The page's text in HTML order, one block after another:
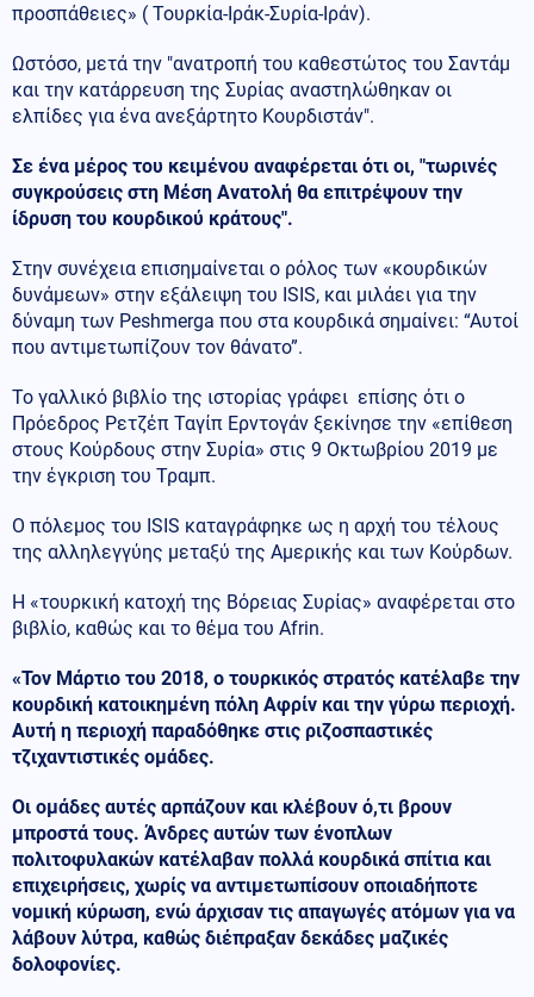
προσπάθειες» ( Τουρκία-Ιράκ-Συρία-Ιράν).
Ωστόσο, μετά την "ανατροπή του καθεστώτος του Σαντάμ
και την κατάρρευση της Συρίας αναστηλώθηκαν οι
ελπίδες για ένα ανεξάρτητο Κουρδιστάν".
Σε ένα μέρος του κειμένου αναφέρεται ότι οι, "τωρινές
συγκρούσεις στη Μέση Ανατολή θα επιτρέψουν την
ίδρυση του κουρδικού κράτους".
Στην συνέχεια επισημαίνεται ο ρόλος των «κουρδικών
δυνάμεων» στην εξάλειψη του ISIS, και μιλάει για την
δύναμη των Peshmerga που στα κουρδικά σημαίνει: “Αυτοί
που αντιμετωπίζουν τον θάνατο”.
Το γαλλικό βιβλίο της ιστορίας γράφει επίσης ότι ο
Πρόεδρος Ρετζέπ Ταγίπ Ερντογάν ξεκίνησε την «επίθεση
στους Κούρδους στην Συρία» στις 9 Οκτωβρίου 2019 με
την έγκριση του Τραμπ.
Ο πόλεμος του ISIS καταγράφηκε ως η αρχή του τέλους
της αλληλεγγύης μεταξύ της Αμερικής και των Κούρδων.
Η «τουρκική κατοχή της Βόρειας Συρίας» αναφέρεται στο
βιβλίο, καθώς και το θέμα του Afrin.
«Τον Μάρτιο του 2018, ο τουρκικός στρατός κατέλαβε την
κουρδική κατοικημένη πόλη Αφρίν και την γύρω περιοχή.
Αυτή η περιοχή παραδόθηκε στις ριζοσπαστικές
τζιχαντιστικές ομάδες.
Οι ομάδες αυτές αρπάζουν και κλέβουν ό,τι βρουν
μπροστά τους. Άνδρες αυτών των ένοπλων
πολιτοφυλακών κατέλαβαν πολλά κουρδικά σπίτια και
επιχειρήσεις, χωρίς να αντιμετωπίσουν οποιαδήποτε
νομική κύρωση, ενώ άρχισαν τις απαγωγές ατόμων για να
λάβουν λύτρα, καθώς διέπραξαν δεκάδες μαζικές
δολοφονίες.